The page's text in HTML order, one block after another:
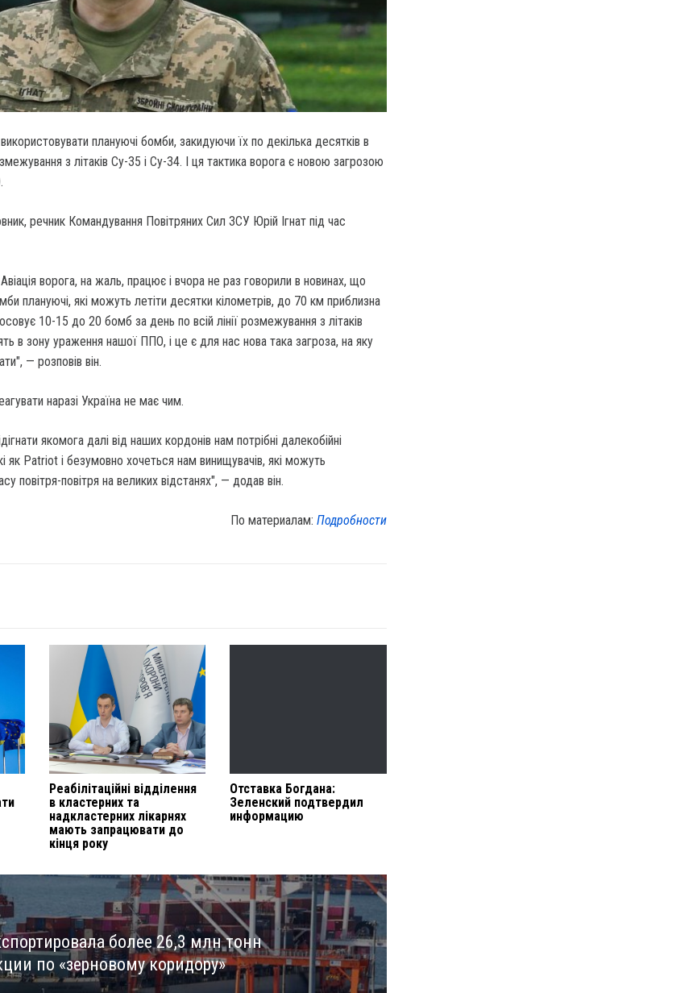
плануючі бомби, закидуючи їх по декілька десятків в
з літаків Су-35 і Су-34. І ця тактика ворога є новою загрозою
речник Командування Повітряних Сил ЗСУ Юрій Ігнат під час
ворога, на жаль, працює і вчора не раз говорили в новинах, що
плануючі, які можуть летіти десятки кілометрів, до 70 км приблизна
10-15 до 20 бомб за день по всій лінії розмежування з літаків
в зону ураження нашої ППО, і це є для нас нова така загроза, на яку
— розповів він.
наразі Україна не має чим.
якомога далі від наших кордонів нам потрібні далекобійні
як Patriot і безумовно хочеться нам винищувачів, які можуть
повітря-повітря на великих відстанях", — додав він.
По материалам:Подробности
Реабілітаційні відділення
в кластерних та
надкластерних лікарнях
мають запрацювати до
кінця року
Отставка Богдана:
Зеленский подтвердил
информацию
более 26,3 млн тонн
по «зерновому коридору»